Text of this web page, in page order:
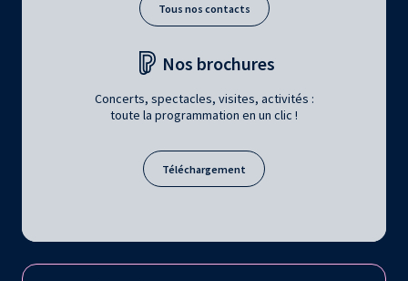
Tous nos contacts
Nos brochures
Concerts, spectacles, visites, activités :
toute la programmation en un clic !
Téléchargement
Retrouvez la Philharmonie de Paris sur